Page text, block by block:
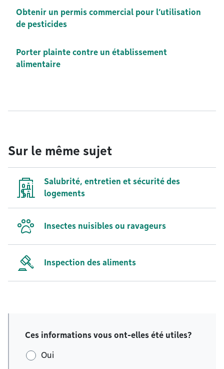
Obtenir un permis commercial pour l’utilisation
de pesticides
Porter plainte contre un établissement
alimentaire
Sur le même sujet
Salubrité, entretien et sécurité des
logements
Insectes nuisibles ou ravageurs
Inspection des aliments
Ces informations vous ont-elles été utiles?
Oui